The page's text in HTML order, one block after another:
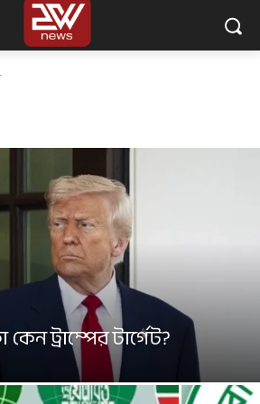
ট্রাম্পের টার্গেট?